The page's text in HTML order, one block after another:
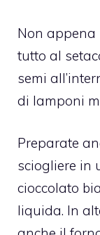
Non appena
tutto al
semi
di lamponi
Preparate
sciogliere in
cioccolato
liquida. In